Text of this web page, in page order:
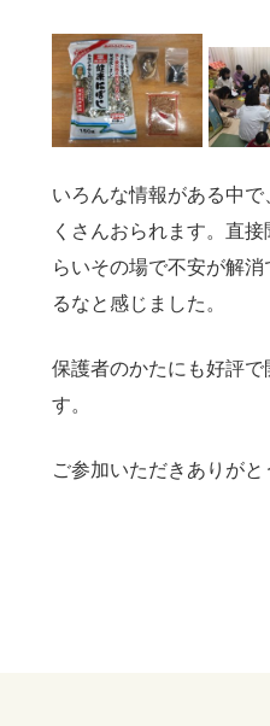
いろんな情報がある中
くさんおられます。直
らいその場で不安が解
るなと感じました。
保護者のかたにも好評
す。
ご参加いただきありがと